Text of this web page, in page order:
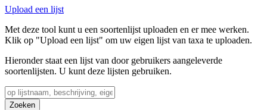
Upload een lijst
Met deze tool kunt u een soortenlijst uploaden en er mee werken.
Klik op "Upload een lijst" om uw eigen lijst van taxa te uploaden.
Hieronder staat een lijst van door gebruikers aangeleverde
soortenlijsten. U kunt deze lijsten gebruiken.
Zoeken